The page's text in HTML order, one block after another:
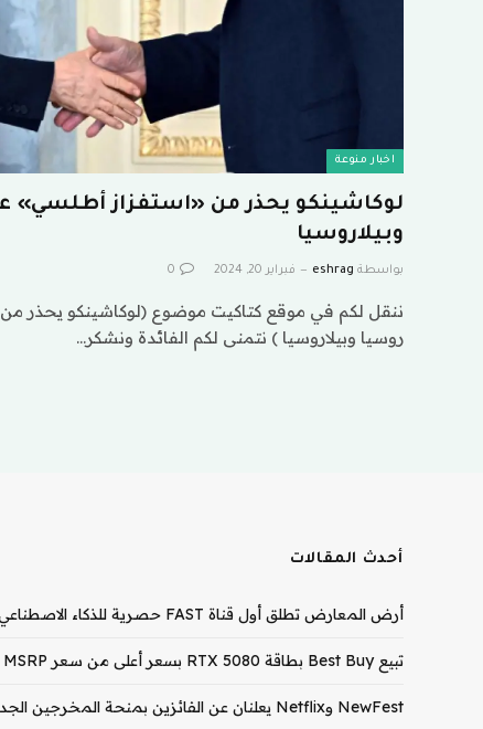
اخبار منوعة
لوكاشينكو يحذر من «استفزاز أطلسي»
وبيلاروسيا
بواسطة eshrag فبراير 20, 2024 0
ننقل لكم في موقع كتاكيت موضوع (لوكاشينكو يحذر
روسيا وبيلاروسيا ) نتمنى لكم الفائدة ونشكر…
أحدث المقالات
أرض المعارض تطلق أول قناة FAST حصرية للذكاء الاصطناعي
تبيع Best Buy بطاقة RTX 5080 بسعر أعلى من سعر MSRP الخاص بـ RTX 5090
NewFest وNetflix يعلنان عن الفائزين بمنحة المخرجين الجدد لعام 2026